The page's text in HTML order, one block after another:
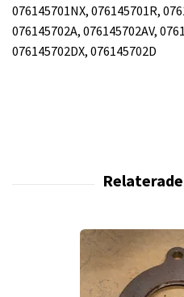
076145701NX, 076145701R,
076145702A, 076145702AV,
076145702DX, 076145702D